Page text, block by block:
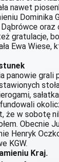
nawet
gratulacje,
Ewa Wiese,
panowie grali
że w sobotę
Obecnie
Henryk
KGW.
Kraj.